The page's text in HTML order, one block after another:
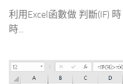
利用Excel函數做 判斷(IF)
時...